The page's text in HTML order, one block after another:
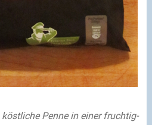
köstliche Penne in einer fruchtig-